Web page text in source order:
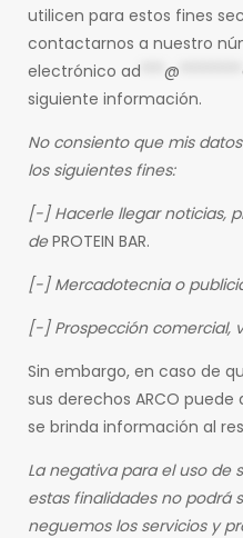
utilicen para estos fines
contactarnos a nuestro
electrónico ad @
siguiente información.
No consiento que mis
los siguientes fines:
[-] Hacerle llegar noticias,
dePROTEIN BAR.
[-] Mercadotecnia o
[-] Prospección comercial,
Sin embargo, en caso de
sus derechos ARCO
se brinda información al
La negativa para el uso de
estas finalidades no podrá
neguemos los servicios y